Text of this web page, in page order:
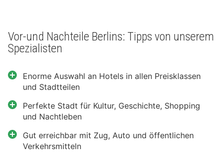
Vor-und Nachteile Berlins: Tipps von unserem
Spezialisten
Enorme Auswahl an Hotels in allen Preisklassen
und Stadtteilen
Perfekte Stadt für Kultur, Geschichte, Shopping
und Nachtleben
Gut erreichbar mit Zug, Auto und öffentlichen
Verkehrsmitteln